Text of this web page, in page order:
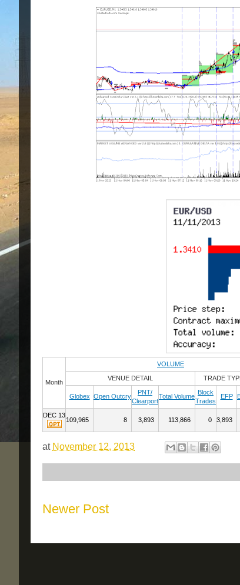
Month
VOLUME
VENUE DETAIL
TRADE
Globex Open Outcry
PNT/
Clearport
Total Volume
Block
Trades
EFP
DEC 13
109,965 8 3,893 113,866 0 3,893
at November 12, 2013
Newer Post